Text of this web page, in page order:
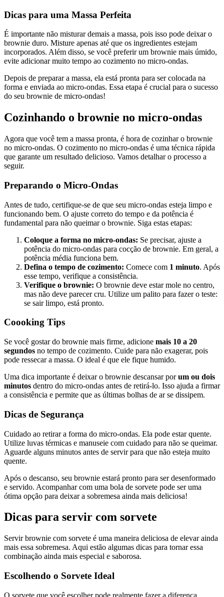
Dicas para uma Massa Perfeita
É importante não misturar demais a massa, pois isso pode deixar o
brownie duro. Misture apenas até que os ingredientes estejam
incorporados. Além disso, se você preferir um brownie mais úmido,
evite adicionar muito tempo ao cozimento no micro-ondas.
Depois de preparar a massa, ela está pronta para ser colocada na
forma e enviada ao micro-ondas. Essa etapa é crucial para o sucesso
do seu brownie de micro-ondas!
Cozinhando o brownie no micro-ondas
Agora que você tem a massa pronta, é hora de cozinhar o brownie
no micro-ondas. O cozimento no micro-ondas é uma técnica rápida
que garante um resultado delicioso. Vamos detalhar o processo a
seguir.
Preparando o Micro-Ondas
Antes de tudo, certifique-se de que seu micro-ondas esteja limpo e
funcionando bem. O ajuste correto do tempo e da potência é
fundamental para não queimar o brownie. Siga estas etapas:
Coloque a forma no micro-ondas: Se precisar, ajuste a
potência do micro-ondas para cocção de brownie. Em geral, a
potência média funciona bem.
Defina o tempo de cozimento: Comece com 1 minuto. Após
esse tempo, verifique a consistência.
Verifique o brownie: O brownie deve estar mole no centro,
mas não deve parecer cru. Utilize um palito para fazer o teste:
se sair limpo, está pronto.
Coooking Tips
Se você gostar do brownie mais firme, adicione mais 10 a 20
segundos no tempo de cozimento. Cuide para não exagerar, pois
pode ressecar a massa. O ideal é que ele fique humido.
Uma dica importante é deixar o brownie descansar porum ou dois
minutos dentro do micro-ondas antes de retirá-lo. Isso ajuda a firmar
a consistência e permite que as últimas bolhas de ar se dissipem.
Dicas de Segurança
Cuidado ao retirar a forma do micro-ondas. Ela pode estar quente.
Utilize luvas térmicas e manuseie com cuidado para não se queimar.
Aguarde alguns minutos antes de servir para que não esteja muito
quente.
Após o descanso, seu brownie estará pronto para ser desenformado
e servido. Acompanhar com uma bola de sorvete pode ser uma
ótima opção para deixar a sobremesa ainda mais deliciosa!
Dicas para servir com sorvete
Servir brownie com sorvete é uma maneira deliciosa de elevar ainda
mais essa sobremesa. Aqui estão algumas dicas para tornar essa
combinação ainda mais especial e saborosa.
Escolhendo o Sorvete Ideal
O sorvete que você escolher pode realmente fazer a diferença.